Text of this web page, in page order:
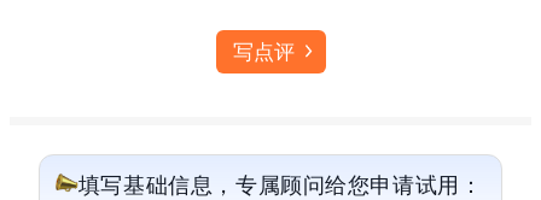
写点评
填写基础信息，专属顾问给您申请试用：